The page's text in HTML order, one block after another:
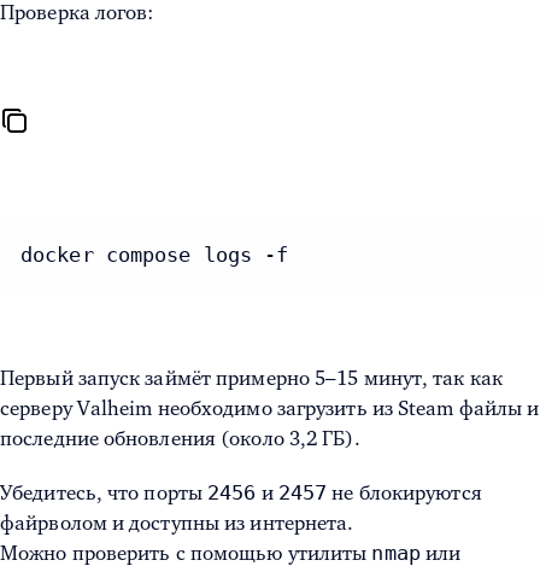
Проверка логов:
docker compose logs -f
Первый запуск займёт примерно 5–15 минут, так как
серверу Valheim необходимо загрузить из Steam файлы и
последние обновления (около 3,2 ГБ).
Убедитесь, что порты 2456 и 2457 не блокируются
файрволом и доступны из интернета.
Можно проверить с помощью утилиты nmapили